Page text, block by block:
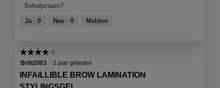
5
van
Behulpzaam?
Ja · 0 Nee · 0 Melden
☆☆☆☆☆
☆☆☆☆☆
4Britt2003 · 2 jaar geleden
INFAILLIBLE BROW LAMINATION